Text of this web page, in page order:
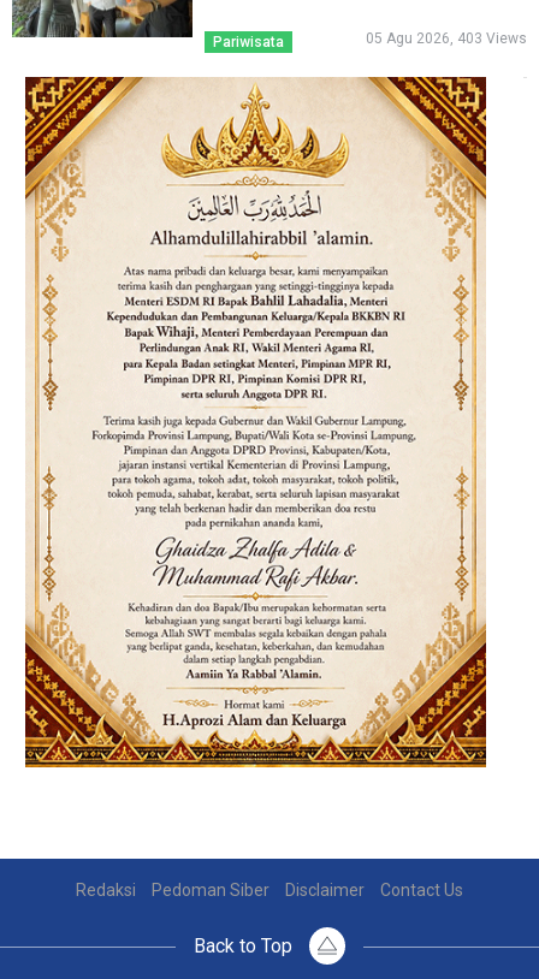
Pariwisata 05 Agu 2026, 403 Views
Redaksi Pedoman Siber Disclaimer Contact Us
Back to Top